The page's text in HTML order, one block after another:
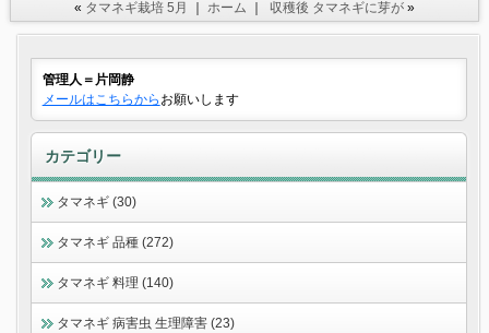
« タマネギ栽培 5月 ｜ ホーム ｜ 収穫後 タマネギに芽が»
管理人＝片岡静
メールはこちらから お願いします
カテゴリー
タマネギ (30)
タマネギ 品種 (272)
タマネギ 料理 (140)
タマネギ 病害虫 生理障害 (23)